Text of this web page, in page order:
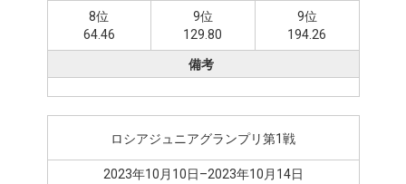
8位
64.46
9位
129.80
9位
194.26
備考
ロシアジュニアグランプリ第1戦
2023年10月10日–2023年10月14日